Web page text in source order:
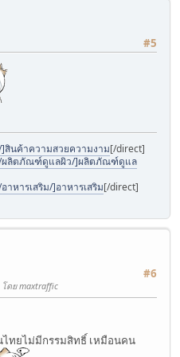
#5
สินค้าความสวยความงาม[/direct]
ผลิตภัณฑ์ดูแลผิว/]ผลิตภัณฑ์ดูแล
หารเสริม/]อาหารเสริม[/direct]
#6
ดย maxtraffic
ไทยไม่มีกรรมสิทธิ์ เหมือนคน